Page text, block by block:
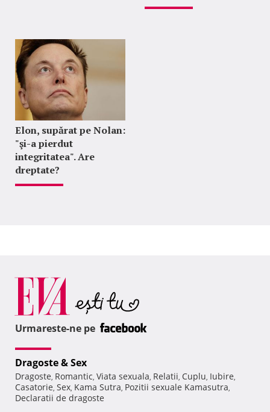
Elon, supărat pe Nolan:
"şi-a pierdut
integritatea". Are
dreptate?
Urmareste-ne pe
Dragoste & Sex
Dragoste, Romantic, Viata sexuala, Relatii, Cuplu, Iubire,
Casatorie, Sex, Kama Sutra, Pozitii sexuale Kamasutra,
Declaratii de dragoste